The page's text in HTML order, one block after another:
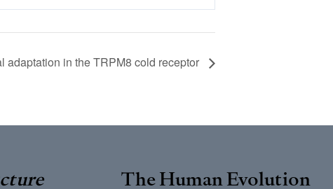
adaptation in the TRPM8 cold receptor
The Human Evolution